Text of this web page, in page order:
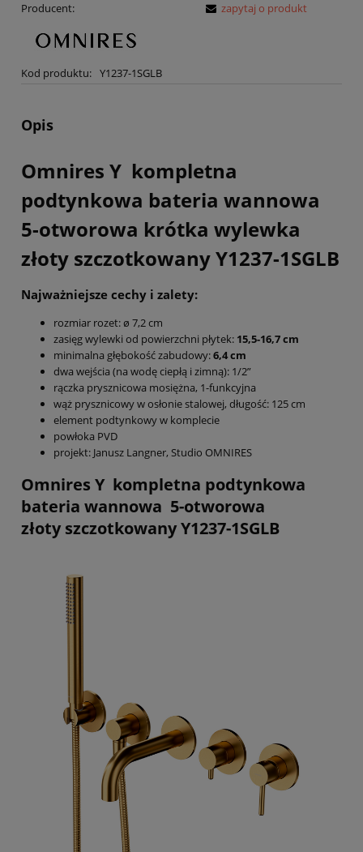
Producent:
Kod produktu: Y1237-1SGLB
zapytaj o produkt
Opis
Omnires Y kompletna
podtynkowa bateria wannowa
5-otworowa krótka wylewka
złoty szczotkowany Y1237-1SGLB
Najważniejsze cechy i zalety:
rozmiar rozet: ø 7,2 cm
zasięg wylewki od powierzchni płytek: 15,5-16,7 cm
minimalna głębokość zabudowy:6,4 cm
dwa wejścia (na wodę ciepłą i zimną): 1/2”
rączka prysznicowa mosiężna, 1-funkcyjna
wąż prysznicowy w osłonie stalowej, długość: 125 cm
element podtynkowy w komplecie
powłoka PVD
projekt: Janusz Langner, Studio OMNIRES
Omnires Y kompletna podtynkowa
bateria wannowa 5-otworowa
złoty szczotkowany Y1237-1SGLB